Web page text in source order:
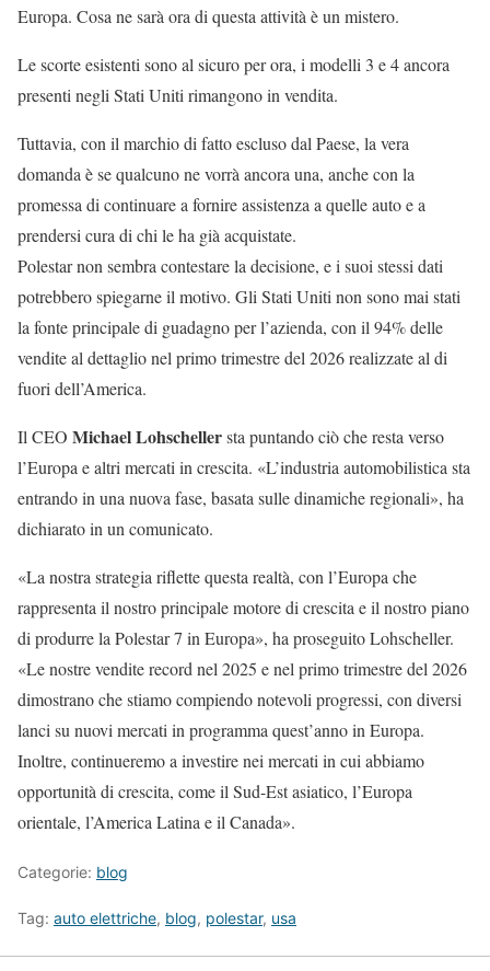
Europa. Cosa ne sarà ora di questa attività è un mistero.
Le scorte esistenti sono al sicuro per ora, i modelli 3 e 4 ancora
presenti negli Stati Uniti rimangono in vendita.
Tuttavia, con il marchio di fatto escluso dal Paese, la vera
domanda è se qualcuno ne vorrà ancora una, anche con la
promessa di continuare a fornire assistenza a quelle auto e a
prendersi cura di chi le ha già acquistate.
Polestar non sembra contestare la decisione, e i suoi stessi dati
potrebbero spiegarne il motivo. Gli Stati Uniti non sono mai stati
la fonte principale di guadagno per l’azienda, con il 94% delle
vendite al dettaglio nel primo trimestre del 2026 realizzate al di
fuori dell’America.
Il CEO Michael Lohschellersta puntando ciò che resta verso
l’Europa e altri mercati in crescita. «L’industria automobilistica sta
entrando in una nuova fase, basata sulle dinamiche regionali», ha
dichiarato in un comunicato.
«La nostra strategia riflette questa realtà, con l’Europa che
rappresenta il nostro principale motore di crescita e il nostro piano
di produrre la Polestar 7 in Europa», ha proseguito Lohscheller.
«Le nostre vendite record nel 2025 e nel primo trimestre del 2026
dimostrano che stiamo compiendo notevoli progressi, con diversi
lanci su nuovi mercati in programma quest’anno in Europa.
Inoltre, continueremo a investire nei mercati in cui abbiamo
opportunità di crescita, come il Sud-Est asiatico, l’Europa
orientale, l’America Latina e il Canada».
Categorie: blog
Tag: auto elettriche, blog, polestar, usa